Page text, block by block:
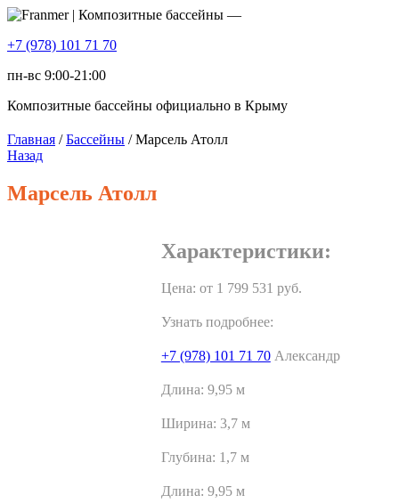
+7 (978) 101 71 70
пн-вс 9:00-21:00
Композитные бассейны официально в Крыму
Главная /Бассейны / Марсель Атолл
Назад
Марсель Атолл
Характеристики:
Цена: от 1 799 531 руб.
Узнать подробнее:
+7 (978) 101 71 70 Александр
Длина: 9,95 м
Ширина: 3,7 м
Глубина: 1,7 м
Длина: 9,95 м